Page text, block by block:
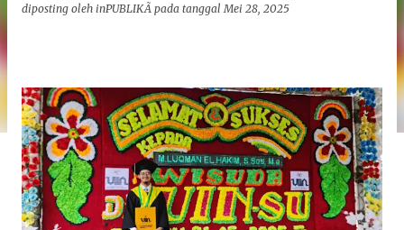
diposting oleh inPUBLIKÃ pada tanggalMei 28, 2025